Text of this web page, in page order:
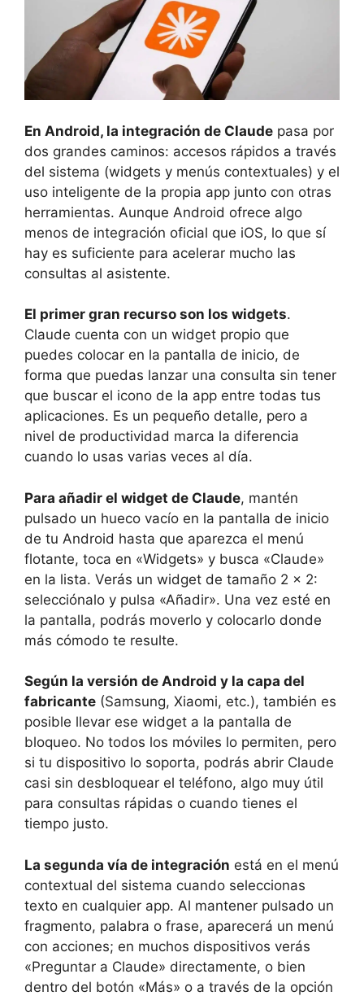
En Android, la integración de Claude pasa por
dos grandes caminos: accesos rápidos a través
del sistema (widgets y menús contextuales) y el
uso inteligente de la propia app junto con otras
herramientas. Aunque Android ofrece algo
menos de integración oficial que iOS, lo que sí
hay es suficiente para acelerar mucho las
consultas al asistente.
El primer gran recurso son los widgets.
Claude cuenta con un widget propio que
puedes colocar en la pantalla de inicio, de
forma que puedas lanzar una consulta sin tener
que buscar el icono de la app entre todas tus
aplicaciones. Es un pequeño detalle, pero a
nivel de productividad marca la diferencia
cuando lo usas varias veces al día.
Para añadir el widget de Claude, mantén
pulsado un hueco vacío en la pantalla de inicio
de tu Android hasta que aparezca el menú
flotante, toca en «Widgets» y busca «Claude»
en la lista. Verás un widget de tamaño 2 x 2:
selecciónalo y pulsa «Añadir». Una vez esté en
la pantalla, podrás moverlo y colocarlo donde
más cómodo te resulte.
Según la versión de Android y la capa del
fabricante (Samsung, Xiaomi, etc.), también es
posible llevar ese widget a la pantalla de
bloqueo. No todos los móviles lo permiten, pero
si tu dispositivo lo soporta, podrás abrir Claude
casi sin desbloquear el teléfono, algo muy útil
para consultas rápidas o cuando tienes el
tiempo justo.
La segunda vía de integración está en el menú
contextual del sistema cuando seleccionas
texto en cualquier app. Al mantener pulsado un
fragmento, palabra o frase, aparecerá un menú
con acciones; en muchos dispositivos verás
«Preguntar a Claude» directamente, o bien
dentro del botón «Más» o a través de la opción